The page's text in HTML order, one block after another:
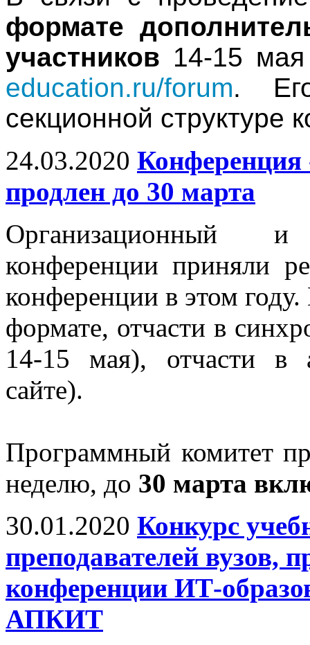
формате
участников 14-15
education.ru/forum.
секционной структуре
24.03.2020 Конференция
продлен до 30 марта
Организационный
конференции приняли
конференции в этом
формате, отчасти в
14-15 мая), отчасти в
сайте).
Программный комитет
неделю, до 30 марта
30.01.2020 Конкурс
преподавателей вузов,
конференции ИТ-
АПКИТ